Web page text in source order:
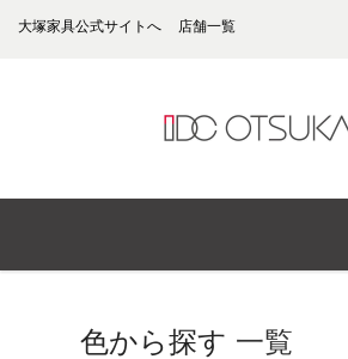
大塚家具公式サイトへ 店舗一覧
色から探す 一覧